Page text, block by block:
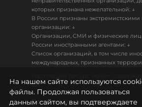
которых признана нежелательной: ↓
В России признаны
организации: ↓
Организации, СМИ и физические
России иностранными агентами: ↓
Список организаций, в том числе
международных, признанных
18+
Политика конфиденциальности
На нашем сайте используются
файлы. Продолжая пользоваться
данным сайтом, вы подтверждаете